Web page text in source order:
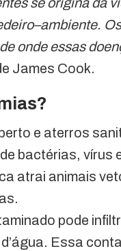
onde essas
James Cook.
e aterros
bactérias, vírus
atrai animais
pode
Essa